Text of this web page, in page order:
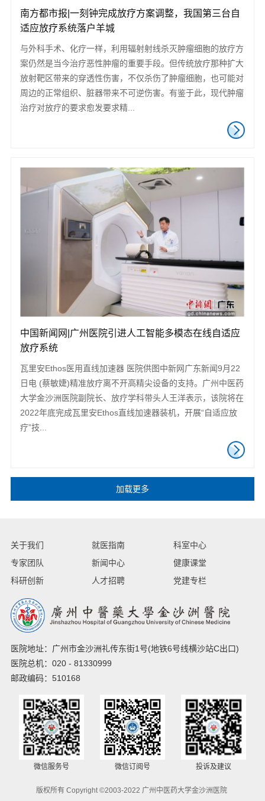
南方都市报|一刻钟完成放疗方案调整，我国第三台自
适应放疗系统落户羊城
与外科手术、化疗一样，利用辐射射线杀灭肿瘤细胞的放疗方
案仍然是当今治疗恶性肿瘤的重要手段。但传统放疗那种扩大
放射靶区带来的穿透性伤害，不仅杀伤了肿瘤细胞，也可能对
周边的正常组织、脏器带来不可逆伤害。有鉴于此，现代肿瘤
治疗对放疗的要求愈发要求精...
中国新闻网|广州医院引进人工智能多模态在线自适应
放疗系统
瓦里安Ethos医用直线加速器 医院供图中新网广东新闻9月22
日电 (蔡敏婕)精准放疗离不开高精尖设备的支持。广州中医药
大学金沙洲医院副院长、放疗学科带头人王洋表示，该院将在
2022年底完成瓦里安Ethos直线加速器装机，开展“自适应放
疗”技...
关于我们 就医指南
科室中心
专家团队
新闻中心
健康课堂
科研创新
人才招聘 党建专栏
医院地址：广州市金沙洲礼传东街1号(地铁6号线横沙站C出口)
医院总机：020 - 81330999
邮政编码：510168
微信服务号 微信订阅号 投诉及建议
版权所有 Copyright ©2003-2022 广州中医药大学金沙洲医院